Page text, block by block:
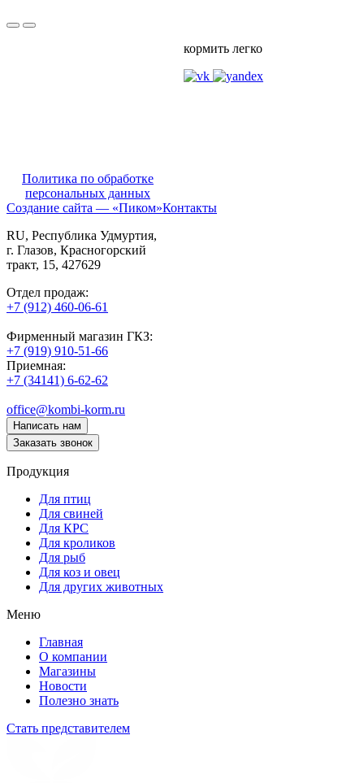
кормить легко
Политика по обработке
персональных данных
Создание сайта — «Пиком»Контакты
RU, Республика Удмуртия,
г. Глазов, Красногорский
тракт, 15, 427629
Отдел продаж:
+7 (912) 460-06-61
Фирменный магазин ГКЗ:
+7 (919) 910-51-66
Приемная:
+7 (34141) 6-62-62
office@kombi-korm.ru
Написать нам
Заказать звонок
Продукция
Для птиц
Для свиней
Для КРС
Для кроликов
Для рыб
Для коз и овец
Для других животных
Меню
Главная
О компании
Магазины
Новости
Полезно знать
Стать представителем